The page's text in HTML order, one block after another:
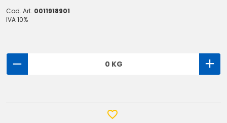
Cod. Art. 0011918901
IVA 10%
0 KG